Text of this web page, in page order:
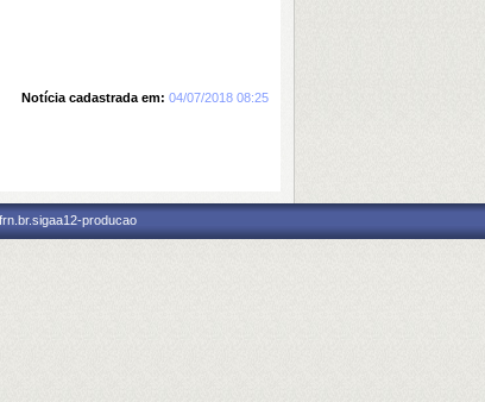
Notícia cadastrada em: 04/07/2018 08:25
producao